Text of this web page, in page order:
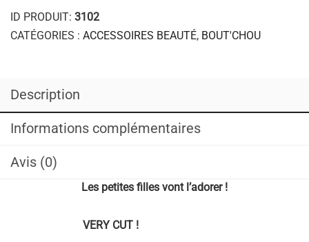
ID PRODUIT: 3102
CATÉGORIES : ACCESSOIRES BEAUTÉ, BOUT'CHOU
Description
Informations complémentaires
Avis (0)
Les petites filles vont l’adorer !
VERY CUT !